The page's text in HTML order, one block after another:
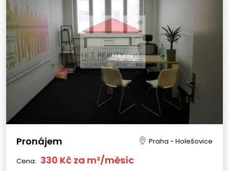
Pronájem Praha - Holešovice
Cena: 330 Kč za m²/měsíc